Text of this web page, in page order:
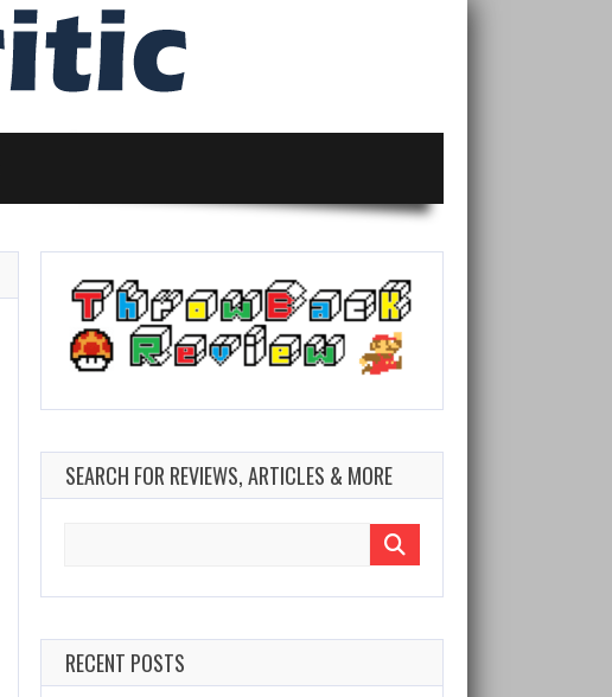
SEARCH FOR REVIEWS, ARTICLES & MORE
RECENT POSTS